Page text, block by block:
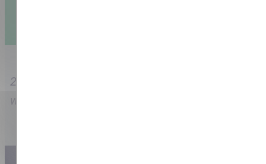
21226 mensen opgeleid met een gemiddelde
waardering van 8.7